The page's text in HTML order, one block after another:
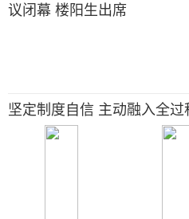
议闭幕 楼阳生出席
坚定制度自信 主动融入全